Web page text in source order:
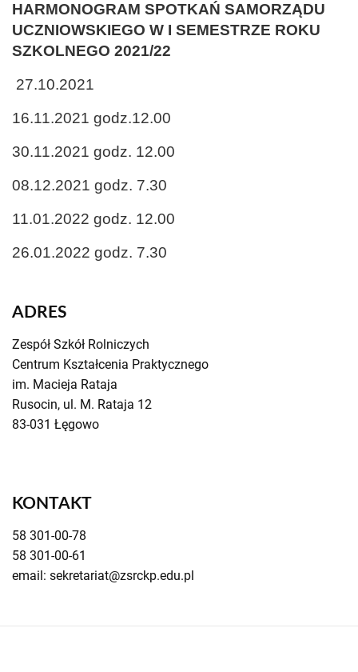
HARMONOGRAM SPOTKAŃ SAMORZĄDU
UCZNIOWSKIEGO W I SEMESTRZE ROKU
SZKOLNEGO 2021/22
27.10.2021
16.11.2021 godz.12.00
30.11.2021 godz. 12.00
08.12.2021 godz. 7.30
11.01.2022 godz. 12.00
26.01.2022 godz. 7.30
ADRES
Zespół Szkół Rolniczych
Centrum Kształcenia Praktycznego
im. Macieja Rataja
Rusocin, ul. M. Rataja 12
83-031 Łęgowo
KONTAKT
58 301-00-78
58 301-00-61
email: sekretariat@zsrckp.edu.pl